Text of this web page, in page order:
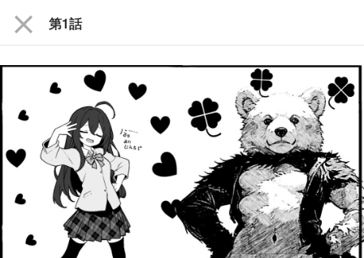
close 第1話